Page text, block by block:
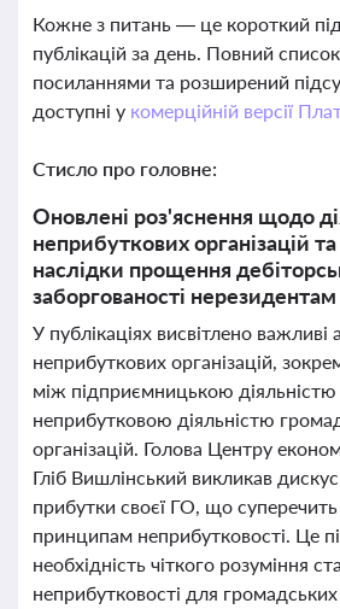
Кожне з питань — це короткий
публікацій за день. Повний
посиланнями та розширений
доступні у комерційній версії
Стисло про головне:
Оновлені роз'яснення щодо
неприбуткових організацій
наслідки прощення
заборгованості нерезидентам
У публікаціях висвітлено важливі
неприбуткових організацій,
між підприємницькою діяльністю
неприбутковою діяльністю
організацій. Голова Центру
Гліб Вишлінський викликав
прибутки своєї ГО, що
принципам неприбутковості. Це
необхідність чіткого розуміння
неприбутковості для